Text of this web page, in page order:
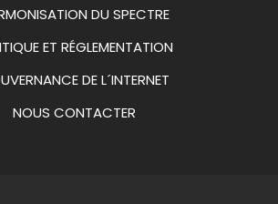
DU SPECTRE
ET RÉGLEMENTATION
DE L´INTERNET
NOUS CONTACTER